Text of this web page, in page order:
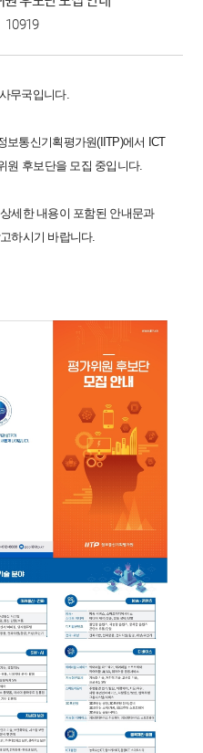
10919
무국입니다.
보통신기획평가원(IITP)에서 ICT
원 후보단을 모집 중입니다.
세한 내용이 포함된 안내문과
하시기 바랍니다.